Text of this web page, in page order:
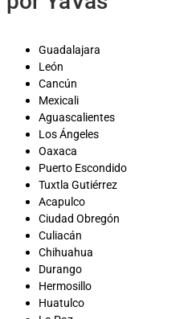
Guadalajara
León
Cancún
Mexicali
Aguascalientes
Los Ángeles
Oaxaca
Puerto Escondido
Tuxtla Gutiérrez
Acapulco
Ciudad Obregón
Culiacán
Chihuahua
Durango
Hermosillo
Huatulco